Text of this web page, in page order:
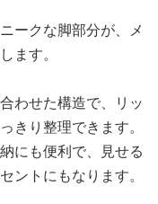
ークな脚部分が、メ
ます。
わせた構造で、リッ
きり整理できます。
にも便利で、見せる
ントにもなります。